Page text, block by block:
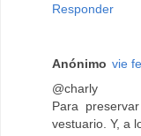
Responder
Anónimo vie
@charly
Para
vestuario. Y, a